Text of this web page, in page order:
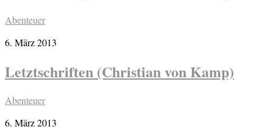
Abenteuer
6. März 2013
Letztschriften (Christian von Kamp)
Abenteuer
6. März 2013